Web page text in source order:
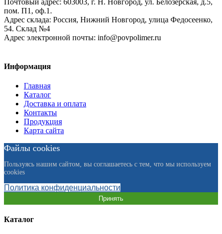
Почтовый адрес: 603003, г. Н. Новгород, ул. Белозерская, д.5,
пом. П1, оф.1.
Адрес склада: Россия, Нижний Новгород, улица Федосеенко,
54. Склад №4
Адрес электронной почты: info@povpolimer.ru
Информация
Главная
Каталог
Доставка и оплата
Контакты
Продукция
Карта сайта
Файлы cookies
Пользуясь нашим сайтом, вы соглашаетесь с тем, что мы используем
cookies
Политика конфиденциальности
Принять
Каталог